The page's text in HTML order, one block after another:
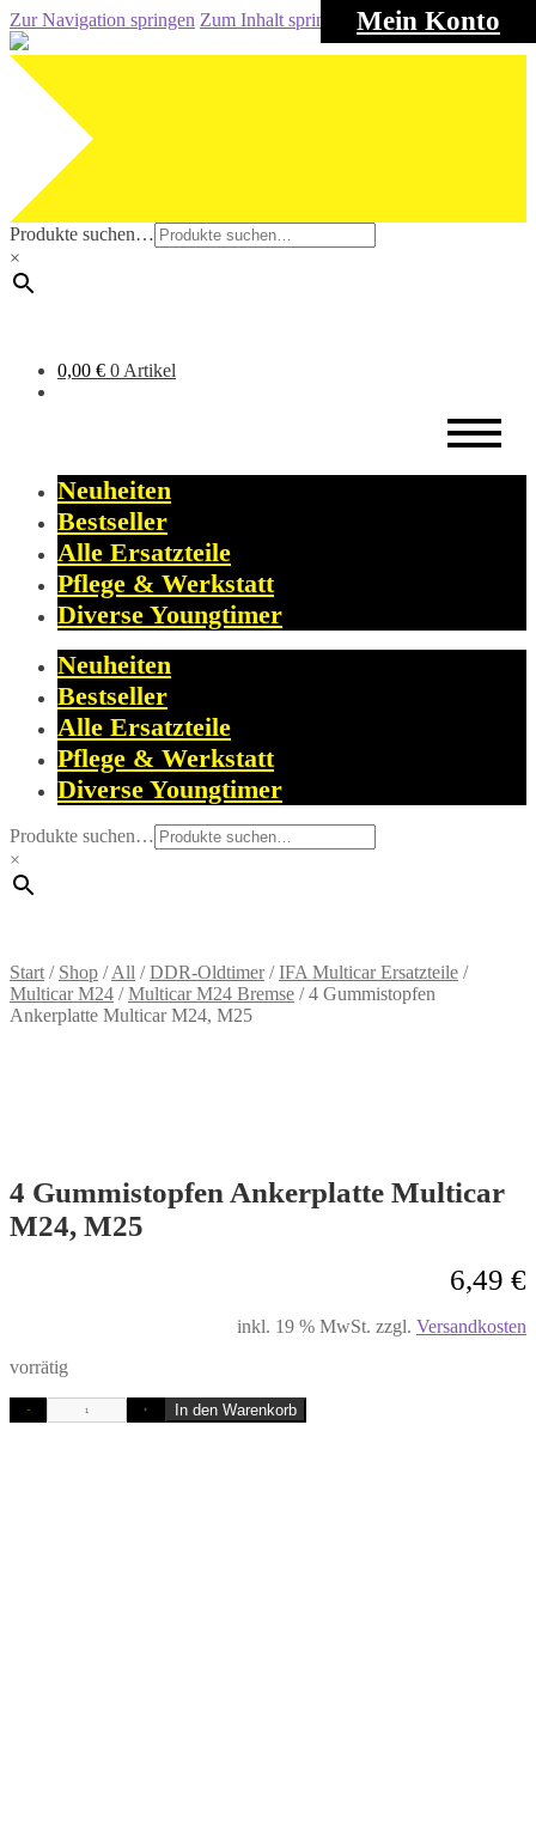
Mein Konto
Zur Navigation springen Zum Inhalt springen
Produkte suchen…
×
0,00 € 0 Artikel
Neuheiten
Bestseller
Alle Ersatzteile
Pflege & Werkstatt
Diverse Youngtimer
Neuheiten
Bestseller
Alle Ersatzteile
Pflege & Werkstatt
Diverse Youngtimer
Produkte suchen…
×
Start / Shop /All /DDR-Oldtimer/IFA Multicar Ersatzteile /
Multicar M24 /Multicar M24 Bremse /4 Gummistopfen
Ankerplatte Multicar M24, M25
4 Gummistopfen Ankerplatte Multicar
M24, M25
6,49 €
inkl. 19 % MwSt. zzgl. Versandkosten
vorrätig
- + In den Warenkorb